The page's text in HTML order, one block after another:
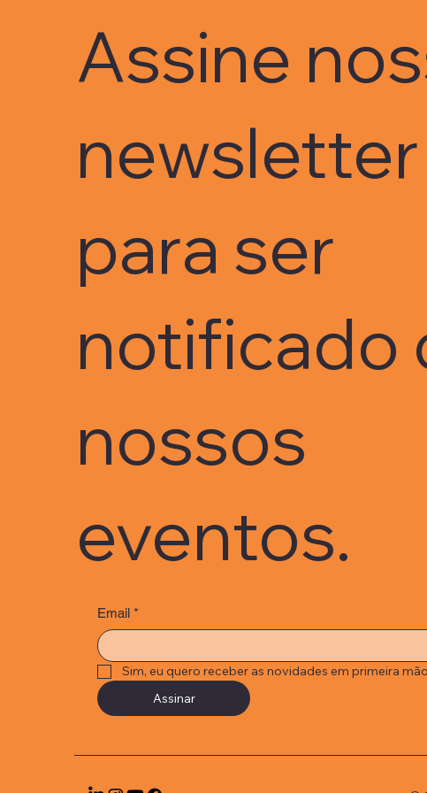
exige uma participação
bem maior das
universidades no
soluções...
Assine
newsletter
para ser
notificado
nossos
eventos.
Email *
Sim, eu quero receber as novidades em primeira
Assinar